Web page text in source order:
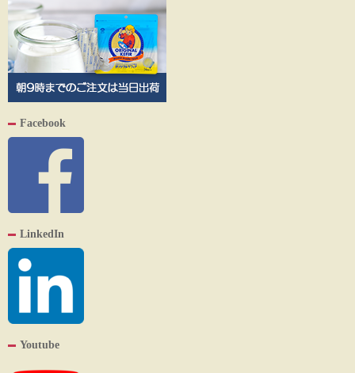
Facebook
LinkedIn
Youtube